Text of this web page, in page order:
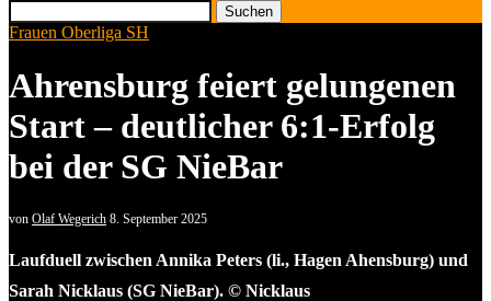
Suchen
Frauen Oberliga SH
Ahrensburg feiert gelungenen
Start – deutlicher 6:1-Erfolg
bei der SG NieBar
von Olaf Wegerich 8. September 2025
Laufduell zwischen Annika Peters (li., Hagen Ahensburg) und
Sarah Nicklaus (SG NieBar). © Nicklaus